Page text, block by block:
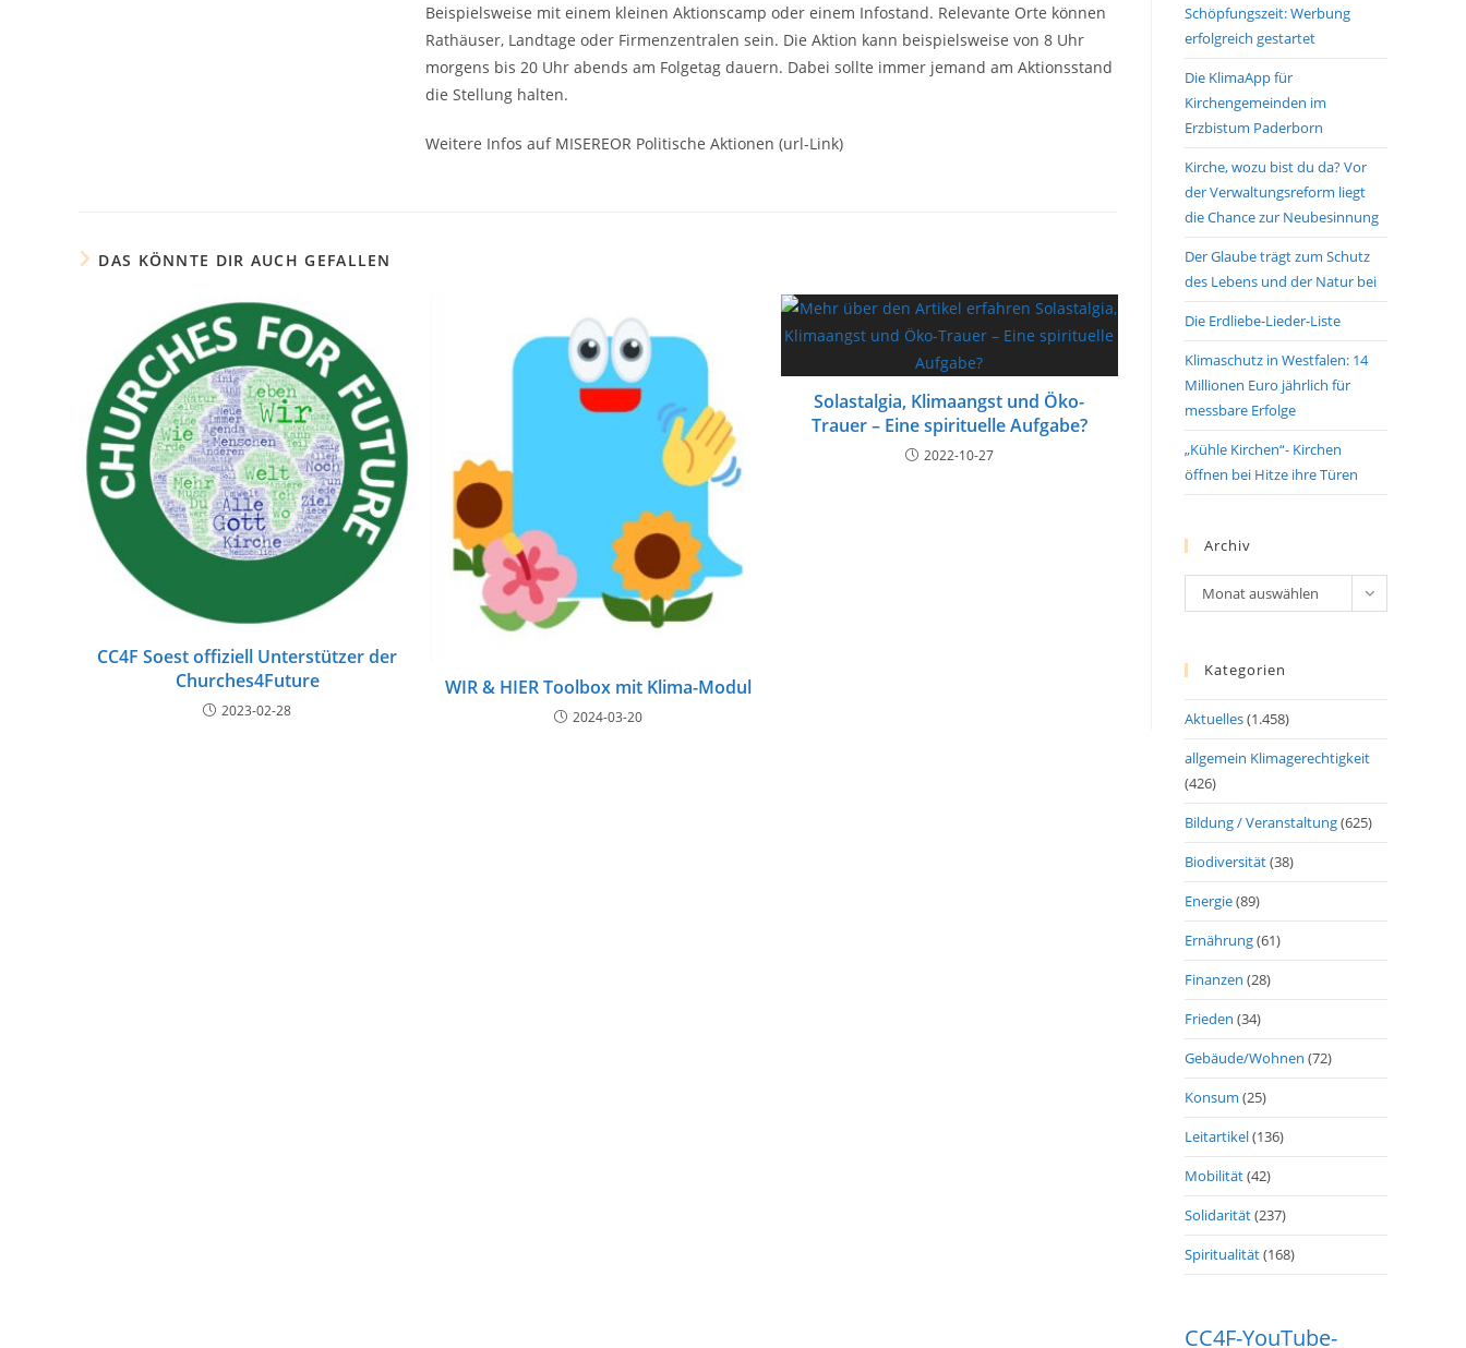
Beispielsweise mit einem kleinen Aktionscamp oder einem Infostand. Relevante Orte können
Rathäuser, Landtage oder Firmenzentralen sein. Die Aktion kann beispielsweise von 8 Uhr
morgens bis 20 Uhr abends am Folgetag dauern. Dabei sollte immer jemand am Aktionsstand
die Stellung halten.
Weitere Infos auf MISEREOR Politische Aktionen (url-Link)
DAS KÖNNTE DIR AUCH GEFALLEN
CC4F Soest offiziell Unterstützer der
Churches4Future
2023-02-28
WIR & HIER Toolbox mit Klima-Modul
2024-03-20
Solastalgia, Klimaangst und Öko-
Trauer – Eine spirituelle Aufgabe?
2022-10-27
Schöpfungszeit: Werbung
erfolgreich gestartet
Die KlimaApp für
Kirchengemeinden im
Erzbistum Paderborn
Kirche, wozu bist du da? Vor
der Verwaltungsreform liegt
die Chance zur Neubesinnung
Der Glaube trägt zum Schutz
des Lebens und der Natur bei
Die Erdliebe-Lieder-Liste
Klimaschutz in Westfalen: 14
Millionen Euro jährlich für
messbare Erfolge
„Kühle Kirchen“- Kirchen
öffnen bei Hitze ihre Türen
Archiv
Archiv
Monat auswählen
Kategorien
Aktuelles(1.458)
allgemein Klimagerechtigkeit
(426)
Bildung / Veranstaltung(625)
Biodiversität(38)
Energie(89)
Ernährung(61)
Finanzen (28)
Frieden (34)
Gebäude/Wohnen (72)
Konsum (25)
Leitartikel(136)
Mobilität(42)
Solidarität(237)
Spiritualität(168)
CC4F-YouTube-